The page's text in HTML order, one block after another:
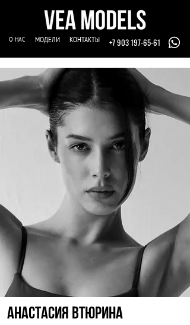
О НАС МОДЕЛИ КОНТАКТЫ +7 903 197-65-61
Анастасия Втюрина